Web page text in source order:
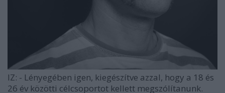
IZ: - Lényegében igen, kiegészítve azzal, hogy a 18 és
26 év közötti célcsoportot kellett megszólítanunk.